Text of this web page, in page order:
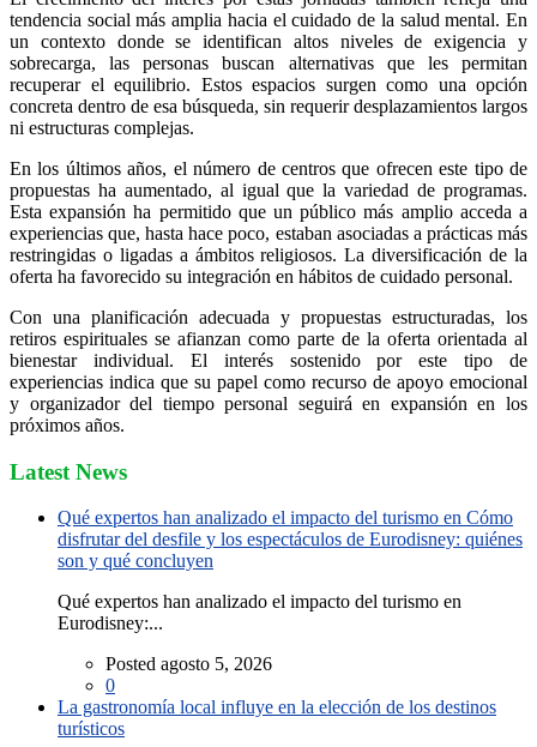
tendencia social más amplia hacia el cuidado de la salud mental. En
un contexto donde se identifican altos niveles de exigencia y
sobrecarga, las personas buscan alternativas que les permitan
recuperar el equilibrio. Estos espacios surgen como una opción
concreta dentro de esa búsqueda, sin requerir desplazamientos largos
ni estructuras complejas.
En los últimos años, el número de centros que ofrecen este tipo de
propuestas ha aumentado, al igual que la variedad de programas.
Esta expansión ha permitido que un público más amplio acceda a
experiencias que, hasta hace poco, estaban asociadas a prácticas más
restringidas o ligadas a ámbitos religiosos. La diversificación de la
oferta ha favorecido su integración en hábitos de cuidado personal.
Con una planificación adecuada y propuestas estructuradas, los
retiros espirituales se afianzan como parte de la oferta orientada al
bienestar individual. El interés sostenido por este tipo de
experiencias indica que su papel como recurso de apoyo emocional
y organizador del tiempo personal seguirá en expansión en los
próximos años.
Latest News
Qué expertos han analizado el impacto del turismo en Cómo
disfrutar del desfile y los espectáculos de Eurodisney: quiénes
son y qué concluyen
Qué expertos han analizado el impacto del turismo en
Eurodisney:...
Posted agosto 5, 2026
0
La gastronomía local influye en la elección de los destinos
turísticos